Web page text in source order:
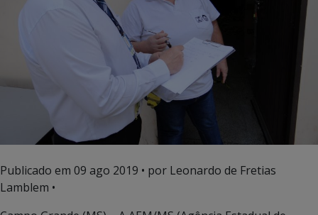
Publicado em 09 ago 2019 • por Leonardo de Fretias
Lamblem •